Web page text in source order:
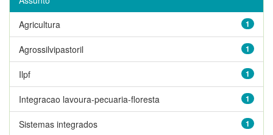
1
Agricultura
1
Agrossilvipastoril
1
Ilpf
1
Integracao lavoura-pecuaria-floresta
1
Sistemas integrados